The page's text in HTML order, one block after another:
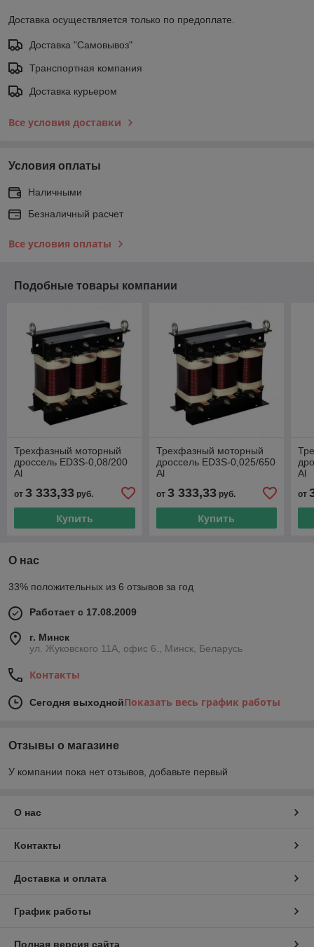
Доставка осуществляется только по предоплате.
Доставка "Самовывоз"
Транспортная компания
Доставка курьером
Все условия доставки
Условия оплаты
Наличными
Безналичный расчет
Все условия оплаты
Подобные товары компании
Трехфазный моторный
дроссель ED3S-0,08/200
Al
от 3 333,33 руб.
Купить
Трехфазный моторный
дроссель ED3S-0,025/650
Al
от 3 333,33руб.
Купить
Al
от
О нас
33% положительных из 6 отзывов за год
Работает с 17.08.2009
г. Минск
ул. Жуковского 11А, офис 6., Минск, Беларусь
Контакты
Сегодня выходнойПоказать весь график работы
Отзывы о магазине
У компании пока нет отзывов, добавьте первый
О нас
Контакты
Доставка и оплата
График работы
Полная версия сайта